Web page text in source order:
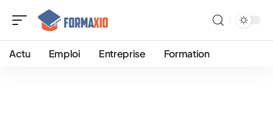
Actu Emploi Entreprise Formation